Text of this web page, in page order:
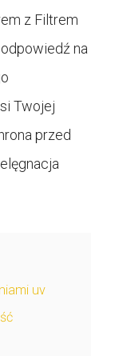
z Filtrem
na
Twojej
przed
uv